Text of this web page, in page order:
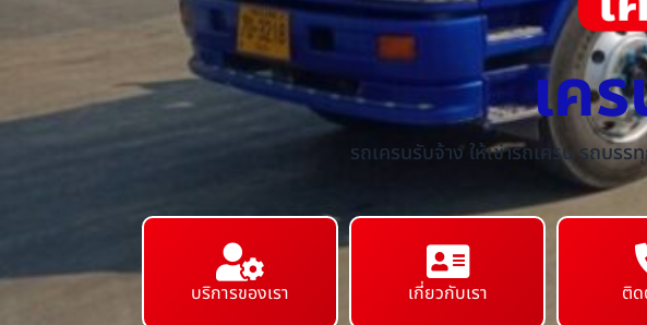
เค
รถเครนรับจ้าง ให้เช่ารถเครน รถบร
บริการของเรา เกี่ยวกับเรา ติด